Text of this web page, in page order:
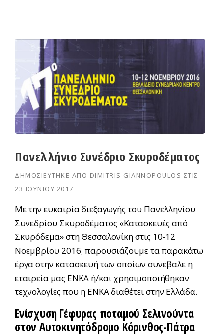
Πανελλήνιο Συνέδριο Σκυροδέματος
ΔΗΜΟΣΙΕΎΤΗΚΕ ΑΠΌ DIMITRIS GIANNOPOULOS ΣΤΙΣ
23 ΙΟΥΝΊΟΥ 2017
Με την ευκαιρία διεξαγωγής του Πανελληνίου
Συνεδρίου Σκυροδέματος «Κατασκευές από
Σκυρόδεμα» στη Θεσσαλονίκη στις 10-12
Νοεμβρίου 2016, παρουσιάζουμε τα παρακάτω
έργα στην κατασκευή των οποίων συνέβαλε η
εταιρεία μας ΕΝΚΑ ή/και χρησιμοποιήθηκαν
τεχνολογίες που η ENKA διαθέτει στην Ελλάδα.
Ενίσχυση Γέφυρας ποταμού Σελινούντα
στον Αυτοκινητόδρομο Κόρινθος-Πάτρα